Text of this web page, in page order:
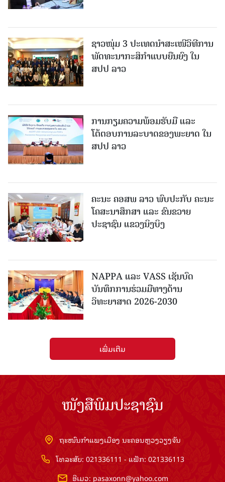
ຊາວໜຸ່ມ 3 ປະເທດນຳສະເໜີວິທີການ
ພັດທະນາກະສິກຳແບບຍືນຍົງ ໃນ
ສປປ ລາວ
ການກຽມຄວາມພ້ອມຮັບມື ແລະ
ໂຕ້ຕອບການລະບາດຂອງພະຍາດ ໃນ
ສປປ ລາວ
ຄະນະ ຄອສພ ລາວ ພົບປະກັບ ຄະນະ
ໂຄສະນາສຶກສາ ແລະ ຂົນຂວາຍ
ປະຊາຊົນ ແຂວງນິງບິງ
NAPPA ແລະ VASS ເຊັນບົດ
ບັນທຶກການຮ່ວມມືທາງດ້ານ
ວິທະຍາສາດ 2026-2030
ເພີ່ມເຕີມ
ໜັງສືພິມປະຊາຊົນ
ຖະໜົນກຳແພງເມືອງ ນະຄອນຫຼວງວຽງຈັນ
ໂທລະສັບ: 021336111 - ແຟັກ: 021336113
ອີເມວ: pasaxonn@yahoo.com